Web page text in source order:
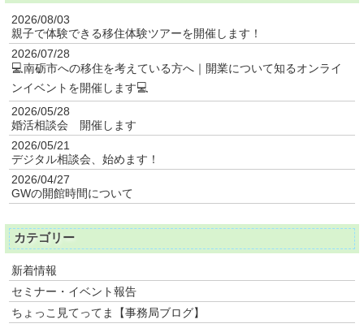
2026/08/03
親子で体験できる移住体験ツアーを開催します！
2026/07/28
💻南砺市への移住を考えている方へ｜開業について知るオンライ
ンイベントを開催します💻
2026/05/28
婚活相談会 開催します
2026/05/21
デジタル相談会、始めます！
2026/04/27
GWの開館時間について
カテゴリー
新着情報
セミナー・イベント報告
ちょっこ見てってま【事務局ブログ】